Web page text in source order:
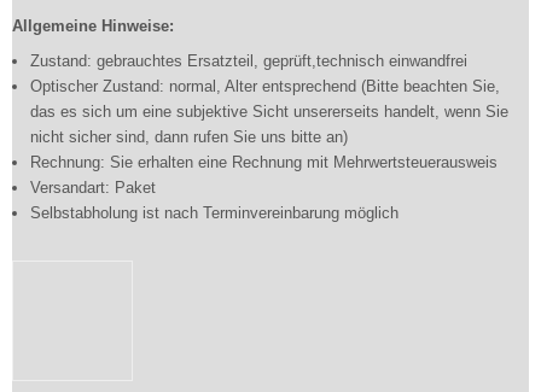
Allgemeine Hinweise:
Zustand: gebrauchtes Ersatzteil, geprüft,technisch einwandfrei
Optischer Zustand: normal, Alter entsprechend (Bitte beachten Sie,
das es sich um eine subjektive Sicht unsererseits handelt, wenn Sie
nicht sicher sind, dann rufen Sie uns bitte an)
Rechnung: Sie erhalten eine Rechnung mit Mehrwertsteuerausweis
Versandart: Paket
Selbstabholung ist nach Terminvereinbarung möglich